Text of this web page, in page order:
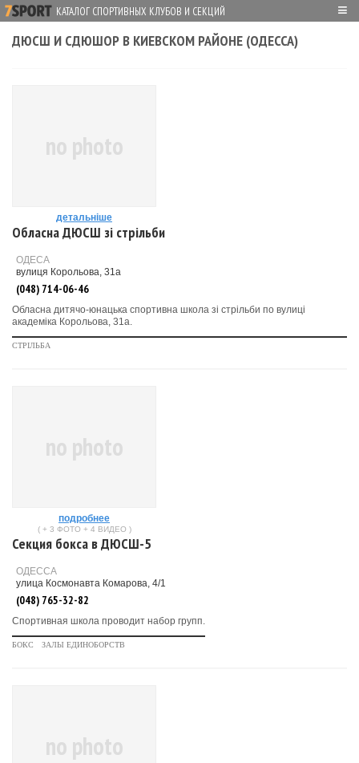
КАТАЛОГ СПОРТИВНЫХ КЛУБОВ И СЕКЦИЙ ≡
ДЮСШ И СДЮШОР В КИЕВСКОМ РАЙОНЕ (ОДЕССА)
no photo
детальніше
Обласна ДЮСШ зі стрільби
ОДЕСА
вулиця Корольова, 31а
(048) 714-06-46
Обласна дитячо-юнацька спортивна школа зі стрільби по вулиці
академіка Корольова, 31а.
СТРІЛЬБА
no photo
подробнее
( + 3 ФОТО + 4 ВИДЕО )
Секция бокса в ДЮСШ-5
ОДЕССА
улица Космонавта Комарова, 4/1
(048) 765-32-82
Спортивная школа проводит набор групп.
БОКС ЗАЛЫ ЕДИНОБОРСТВ
no photo